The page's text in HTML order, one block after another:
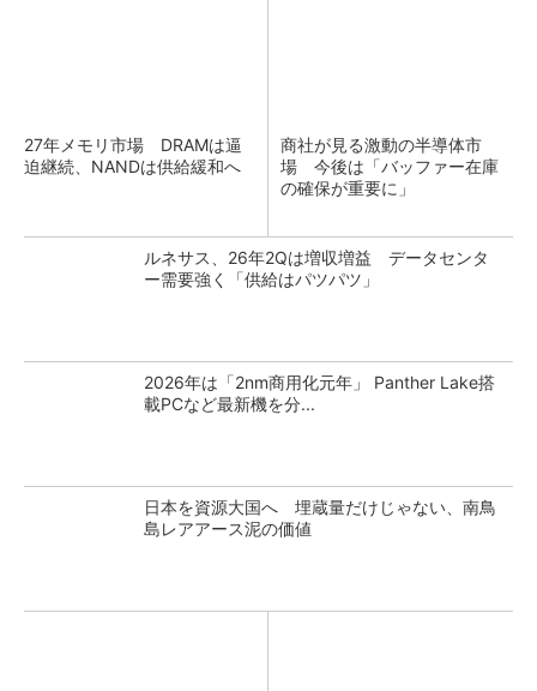
27年メモリ市場 DRAMは逼
迫継続、NANDは供給緩和へ
商社が見る激動の半導体市
場 今後は「バッファー在庫
の確保が重要に」
ルネサス、26年2Qは増収増益 データセンタ
ー需要強く「供給はパツパツ」
2026年は「2nm商用化元年」 Panther Lake搭
載PCなど最新機を分...
日本を資源大国へ 埋蔵量だけじゃない、南鳥
島レアアース泥の価値